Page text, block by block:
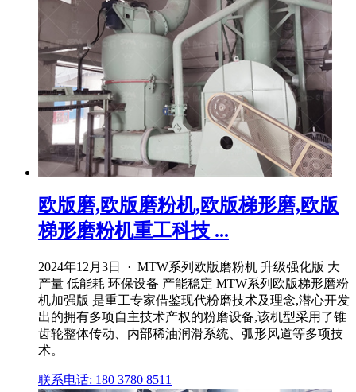
欧版磨,欧版磨粉机,欧版梯形磨,欧版
梯形磨粉机重工科技 ...
2024年12月3日 · MTW系列欧版磨粉机 升级强化版 大
产量 低能耗 环保设备 产能稳定 MTW系列欧版梯形磨粉
机加强版 是重工专家借鉴现代粉磨技术及理念,潜心开发
出的拥有多项自主技术产权的粉磨设备,该机型采用了锥
齿轮整体传动、内部稀油润滑系统、弧形风道等多项技
术。
联系电话: 180 3780 8511